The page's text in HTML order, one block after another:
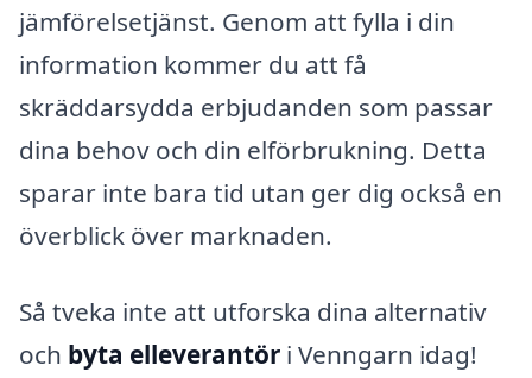
jämförelsetjänst. Genom att fylla i din
information kommer du att få
skräddarsydda erbjudanden som passar
dina behov och din elförbrukning. Detta
sparar inte bara tid utan ger dig också en
överblick över marknaden.
Så tveka inte att utforska dina alternativ
och byta elleverantör i Venngarn idag!